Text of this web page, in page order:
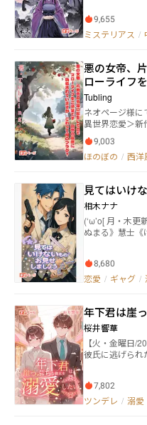
れ、十年以上孤島
と出逢ったり
メイドとして身を寄せる
ま
は訝しげに思い
ることを引き受けたけれ
でよう！」 皇帝の妃候補はまさかの竜！ 竜が人に
なれるなんて数
なかったけれど
雲竜ヴェラは特別な竜ら
治世に組み込
じく勅命を受け
らままならない
いく、慧芽のち
る。
9,655
ミステリアス /
悪の女帝、
ローライフ
着されてい
～
Tubling
ネオページ様
異世界恋愛＞新
がとうございます！！(´；
た！長い間、応
つて栄華を極
る田舎の小貴族
は、18歳を過ぎ
その夢では自
いる姿—― どうして自分は彼女の夢を見ているのだろ
う？ ある日、農作業中に足を滑らせて頭を打ち、意識
った。 自分こそが帝国で誰からも恐れられていた、悪
の女帝の生まれ変わり
に裏切られ、自ら
い』 命が尽きる間際の祈りにも似た願い。 それが叶っ
た今世は、地位
ーライフを満喫したい。 それだけが
に、彼女の知
出会っていたとは
解放されたいリ
しようとするが
な真実、そし
9,003
ほのぼの / 西洋
見てはいけ
相木ナナ
(‘ω’o[ 月・木更新 ]o 普段は人に対して冷たい犬丸
ぬまる》慧士《
どデレデレに。
と護衛。 そこに、何故だか腐男子モブの兎田山《うだ
られてはいけない
様とイケメン護
タジー。※BLで
紙イラストあ
8,680
恋愛 / ギャグ /
年下君は崖
桜井響華
【火・金曜日/20時更新】 結婚秒
彼氏に逃げられ
が、次第に打
7,802
ツンデレ / 溺愛